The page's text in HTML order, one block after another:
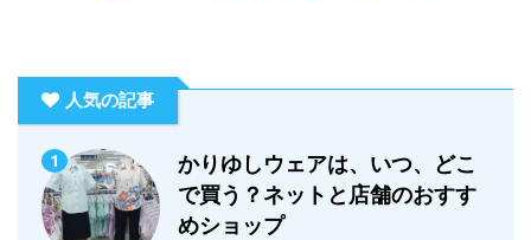
人気の記事
1
かりゆしウェアは、いつ、どこ
で買う？ネットと店舗のおすす
めショップ